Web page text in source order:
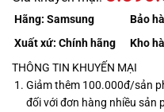
Hãng: Samsung
Xuất xứ: Chính hãng
Bảo
Kho
THÔNG TIN KHUYẾN MẠI
Giảm thêm 100.000đ/sản
đối với đơn hàng nhiều sản